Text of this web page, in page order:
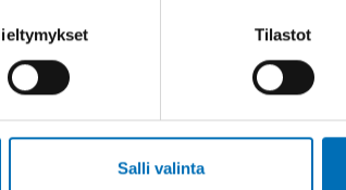
Tilastot
Salli valinta
voimme saada paremman
selittää, mitä tapahtuu